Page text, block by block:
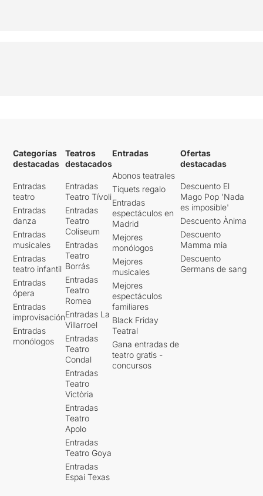
Categorías
destacadas
Entradas
teatro
Entradas
danza
Entradas
musicales
Entradas
teatro infantil
Entradas
ópera
Entradas
improvisación
Entradas
monólogos
Teatros
destacados
Entradas
Teatro Tívoli
Entradas
Teatro
Coliseum
Entradas
Teatro
Borrás
Entradas
Teatro
Romea
Entradas La
Villarroel
Entradas
Teatro
Condal
Entradas
Teatro
Victòria
Entradas
Teatro
Apolo
Entradas
Teatro Goya
Entradas
Espai Texas
Entradas
Abonos teatrales
Tiquets regalo
Entradas
espectáculos en
Madrid
Mejores
monólogos
Mejores
musicales
Mejores
espectáculos
familiares
Black Friday
Teatral
Gana entradas de
teatro gratis -
concursos
Ofertas
destacadas
Descuento El
Mago Pop 'Nada
es imposible'
Descuento Ànima
Descuento
Mamma mia
Descuento
Germans de sang